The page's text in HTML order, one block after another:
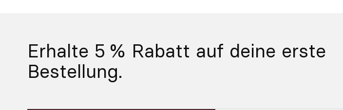
Erhalte 5 % Rabatt auf deine erste
Bestellung.